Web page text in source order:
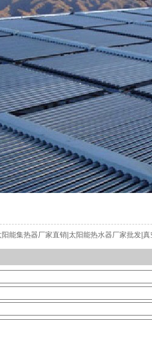
能集热器厂家直销|太阳能热水器厂家批发|